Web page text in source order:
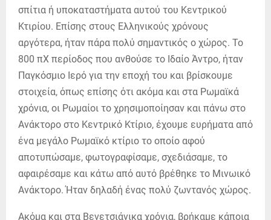
σπίτια ή υποκαταστήματα αυτού του Κεντρικού
Κτιρίου. Επίσης στους Ελληνικούς χρόνους
αργότερα, ήταν πάρα πολύ σημαντικός ο χώρος. Το
800 πΧ περίοδος που ανθούσε το Ιδαίο Άντρο, ήταν
Παγκόσμιο Ιερό για την εποχή του και βρίσκουμε
στοιχεία, όπως επίσης ότι ακόμα και στα Ρωμαϊκά
χρόνια, οι Ρωμαίοι το χρησιμοποίησαν και πάνω στο
Ανάκτορο στο Κεντρικό Κτίριο, έχουμε ευρήματα από
ένα μεγάλο Ρωμαϊκό κτίριο το οποίο αφού
αποτυπώσαμε, φωτογραφίσαμε, σχεδιάσαμε, το
αφαιρέσαμε και κάτω από αυτό βρέθηκε το Μινωικό
Ανάκτορο. Ήταν δηλαδή ένας πολύ ζωντανός χώρος.
Ακόμα και στα Βενετσιάνικα χρόνια, βρήκαμε κάποια